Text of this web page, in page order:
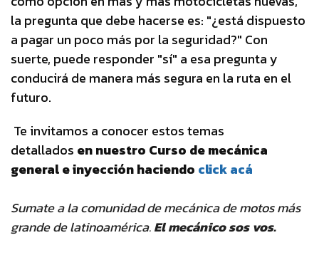
la pregunta que debe hacerse es: "¿está dispuesto
a pagar un poco más por la seguridad?" Con
suerte, puede responder "sí" a esa pregunta y
conducirá de manera más segura en la ruta en el
futuro.
Te invitamos a conocer estos temas
detallados en nuestro Curso de mecánica
general e inyección haciendo click acá
Sumate a la comunidad de mecánica de motos más
grande de latinoamérica.El mecánico sos vos.